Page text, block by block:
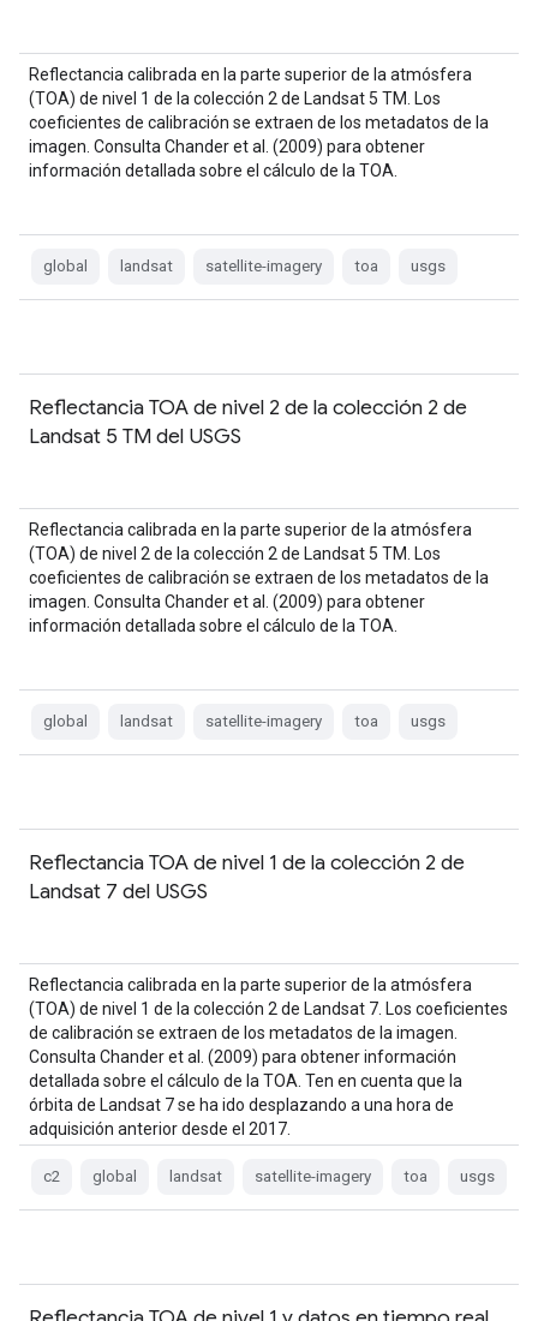
Reflectancia calibrada en la parte superior de la atmósfera
(TOA) de nivel 1 de la colección 2 de Landsat 5 TM. Los
coeficientes de calibración se extraen de los metadatos de la
imagen. Consulta Chander et al. (2009) para obtener
información detallada sobre el cálculo de la TOA.
global landsat satellite-imagery toa usgs
Reflectancia TOA de nivel 2 de la colección 2 de
Landsat 5 TM del USGS
Reflectancia calibrada en la parte superior de la atmósfera
(TOA) de nivel 2 de la colección 2 de Landsat 5 TM. Los
coeficientes de calibración se extraen de los metadatos de la
imagen. Consulta Chander et al. (2009) para obtener
información detallada sobre el cálculo de la TOA.
global landsat satellite-imagery toa usgs
Reflectancia TOA de nivel 1 de la colección 2 de
Landsat 7 del USGS
Reflectancia calibrada en la parte superior de la atmósfera
(TOA) de nivel 1 de la colección 2 de Landsat 7. Los coeficientes
de calibración se extraen de los metadatos de la imagen.
Consulta Chander et al. (2009) para obtener información
detallada sobre el cálculo de la TOA. Ten en cuenta que la
órbita de Landsat 7 se ha ido desplazando a una hora de
adquisición anterior desde el 2017.
c2 global landsat satellite-imagery toa usgs